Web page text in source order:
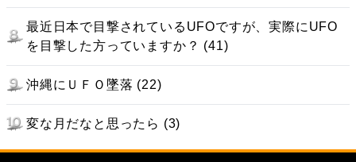
最近日本で目撃されているUFOですが、実際にUFO
を目撃した方っていますか？ (41)
沖縄にＵＦＯ墜落 (22)
変な月だなと思ったら (3)